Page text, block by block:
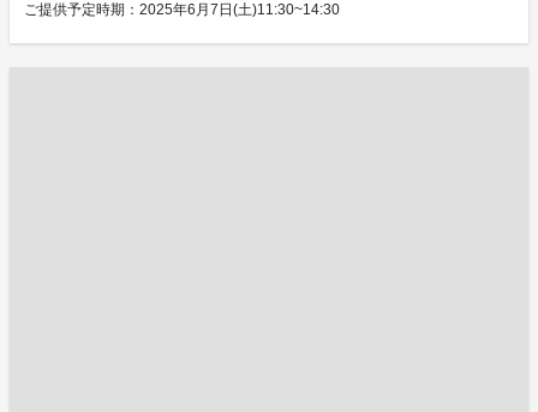
ご提供予定時期：2025年6月7日(土)11:30~14:30